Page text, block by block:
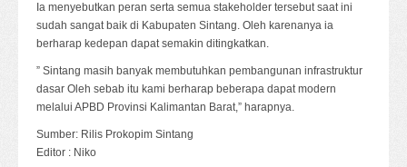
Ia menyebutkan peran serta semua stakeholder tersebut saat ini
sudah sangat baik di Kabupaten Sintang. Oleh karenanya ia
berharap kedepan dapat semakin ditingkatkan.
” Sintang masih banyak membutuhkan pembangunan infrastruktur
dasar Oleh sebab itu kami berharap beberapa dapat modern
melalui APBD Provinsi Kalimantan Barat,” harapnya.
Sumber: Rilis Prokopim Sintang
Editor : Niko